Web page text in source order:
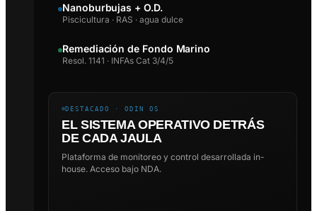
Nanoburbujas + O.D.
Piscicultura · RAS · agua dulce
Remediación de Fondo Marino
Resol. 1141 · INFAs Cat 3/4/5
DESTACADO · ODIN OS
EL SISTEMA OPERATIVO DETRÁS
DE CADA JAULA
Plataforma de monitoreo y control desarrollada in-
house. Acceso bajo NDA.